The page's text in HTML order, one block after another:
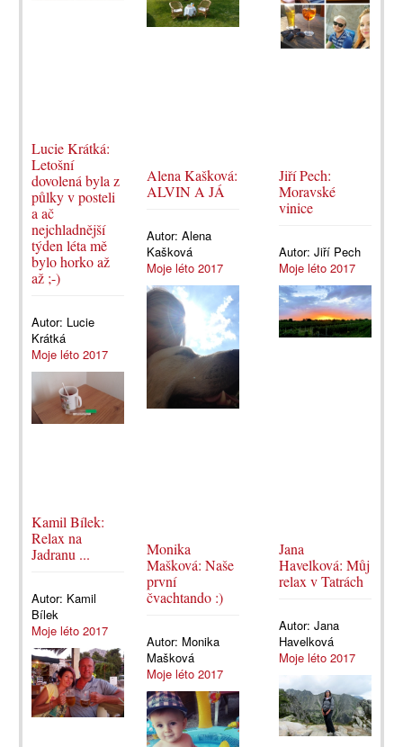
Lucie Krátká:
Letošní
dovolená byla z
půlky v posteli
a ač
nejchladnější
týden léta mě
bylo horko až
až ;-)
Autor: Lucie
Krátká
Moje léto 2017
Alena Kašková:
ALVIN A JÁ
Autor:Alena
Kašková
Moje léto 2017
Jiří Pech:
Moravské
vinice
Autor:Jiří Pech
Moje léto 2017
Kamil Bílek:
Relax na
Jadranu ...
Autor: Kamil
Bílek
Moje léto 2017
Monika
Mašková: Naše
první
čvachtando :)
Autor: Monika
Mašková
Moje léto 2017
Jana
Havelková: Můj
relax v Tatrách
Autor:Jana
Havelková
Moje léto 2017